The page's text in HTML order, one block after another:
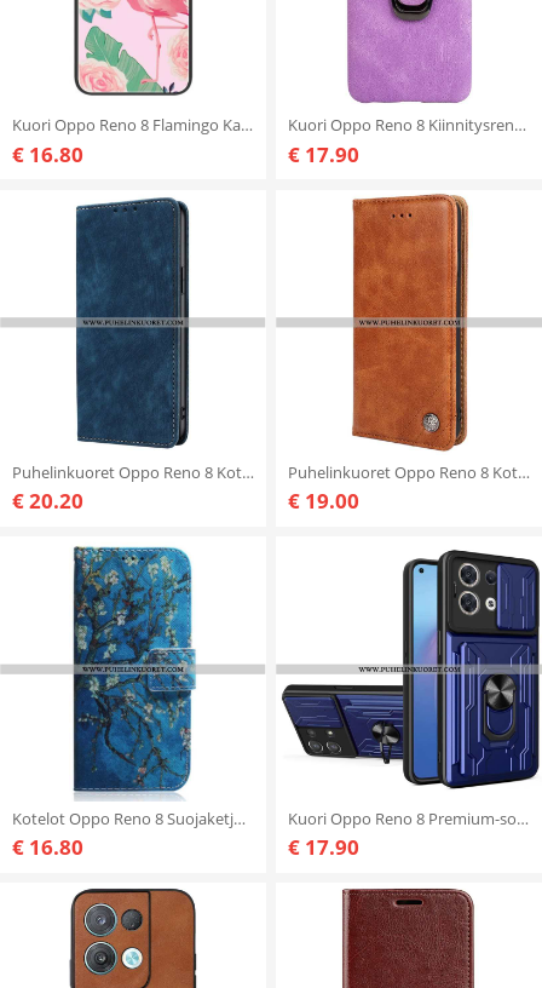
Kuori Oppo Reno 8 Flamingo Karkaistu Lasi
€ 16.80
Kuori Oppo Reno 8 Kiinnitysrengas
€ 17.90
Puhelinkuoret Oppo Reno 8 Kotelot Flip Tyylitelty Keinonahka
€ 20.20
Puhelinkuoret Oppo Reno 8 Kotelot Flip Koristeelliset Niitit
€ 19.00
Kotelot Oppo Reno 8 Suojaketju Kuori Hihna Kukka Oksat
€ 16.80
Kuori Oppo Reno 8 Premium-sormus
€ 17.90